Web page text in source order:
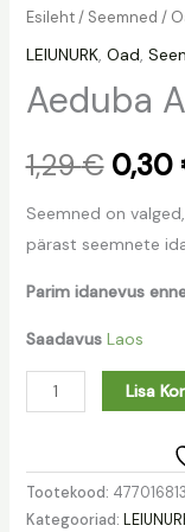
Esileht/ Seemned /
LEIUNURK, Oad,
Aeduba
1,29€ 0,30
Seemned on
pärast seemnete
Parim idanevus
Saadavus Laos
Lisa
Tootekood:
Kategooriad: